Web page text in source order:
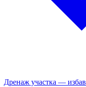
Дренаж участка —